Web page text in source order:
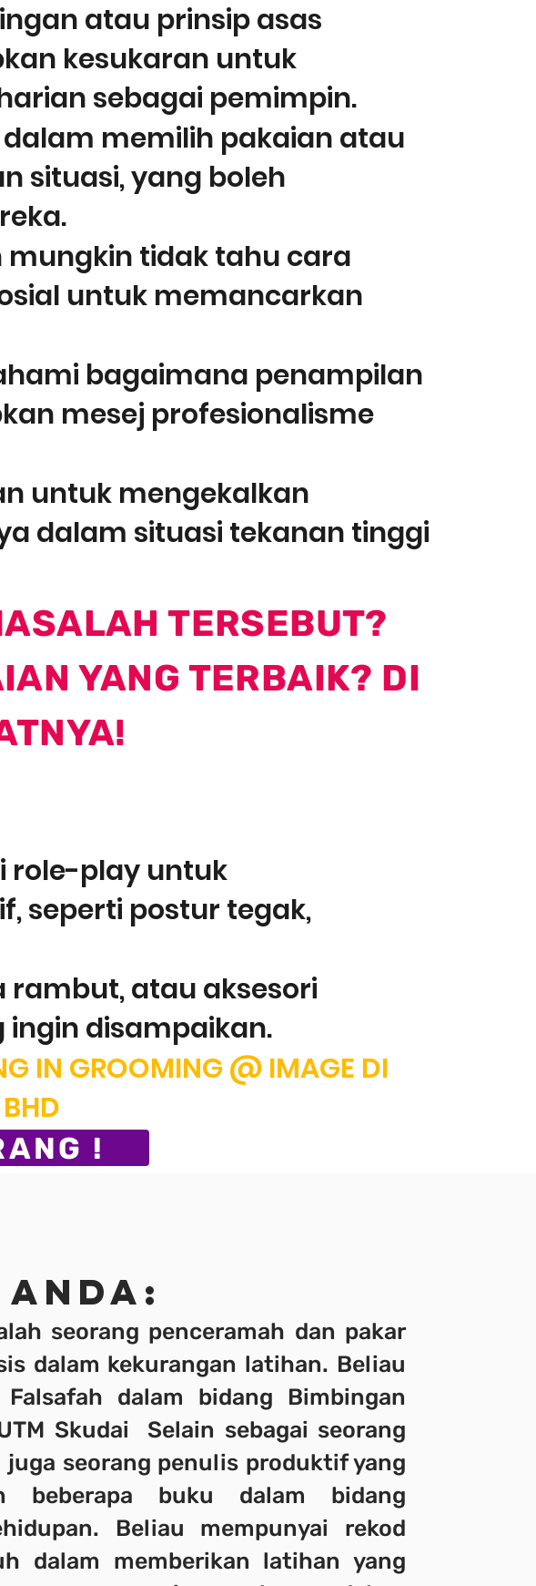
atau prinsip asas
kesukaran untuk
sebagai pemimpin.
memilih pakaian atau
situasi, yang boleh
tidak tahu cara
untuk memancarkan
bagaimana penampilan
mesej profesionalisme
untuk mengekalkan
dalam situasi tekanan tinggi
TERSEBUT?
YANG TERBAIK? DI
role-play untuk
seperti postur tegak,
atau aksesori
disampaikan.
IN GROOMING @ IMAGE DI
!
seorang penceramah dan pakar
dalam kekurangan latihan. Beliau
dalam bidang Bimbingan
Skudai Selain sebagai seorang
juga seorang penulis produktif yang
beberapa buku dalam bidang
Beliau mempunyai rekod
dalam memberikan latihan yang